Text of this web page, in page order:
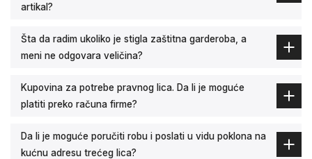
artikal?
Šta da radim ukoliko je stigla zaštitna garderoba, a
meni ne odgovara veličina?
Kupovina za potrebe pravnog lica. Da li je moguće
platiti preko računa firme?
Da li je moguće poručiti robu i poslati u vidu poklona na
kućnu adresu trećeg lica?